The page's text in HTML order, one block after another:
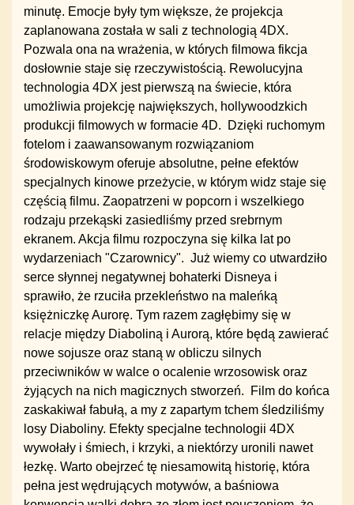
minutę. Emocje były tym większe, że projekcja
zaplanowana została w sali z technologią 4DX.
Pozwala ona na wrażenia, w których filmowa fikcja
dosłownie staje się rzeczywistością. Rewolucyjna
technologia 4DX jest pierwszą na świecie, która
umożliwia projekcję największych, hollywoodzkich
produkcji filmowych w formacie 4D. Dzięki ruchomym
fotelom i zaawansowanym rozwiązaniom
środowiskowym oferuje absolutne, pełne efektów
specjalnych kinowe przeżycie, w którym widz staje się
częścią filmu. Zaopatrzeni w popcorn i wszelkiego
rodzaju przekąski zasiedliśmy przed srebrnym
ekranem. Akcja filmu rozpoczyna się kilka lat po
wydarzeniach "Czarownicy". Już wiemy co utwardziło
serce słynnej negatywnej bohaterki Disneya i
sprawiło, że rzuciła przekleństwo na maleńką
księżniczkę Aurorę. Tym razem zagłębimy się w
relacje między Diaboliną i Aurorą, które będą zawierać
nowe sojusze oraz staną w obliczu silnych
przeciwników w walce o ocalenie wrzosowisk oraz
żyjących na nich magicznych stworzeń. Film do końca
zaskakiwał fabułą, a my z zapartym tchem śledziliśmy
losy Diaboliny. Efekty specjalne technologii 4DX
wywołały i śmiech, i krzyki, a niektórzy uronili nawet
łezkę. Warto obejrzeć tę niesamowitą historię, która
pełna jest wędrujących motywów, a baśniowa